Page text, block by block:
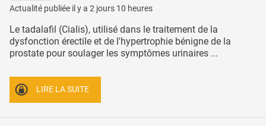
Actualité publiée il y a 2 jours 10 heures
Le tadalafil (Cialis), utilisé dans le traitement de la
dysfonction érectile et de l'hypertrophie bénigne de la
prostate pour soulager les symptômes urinaires ...
LIRE LA SUITE